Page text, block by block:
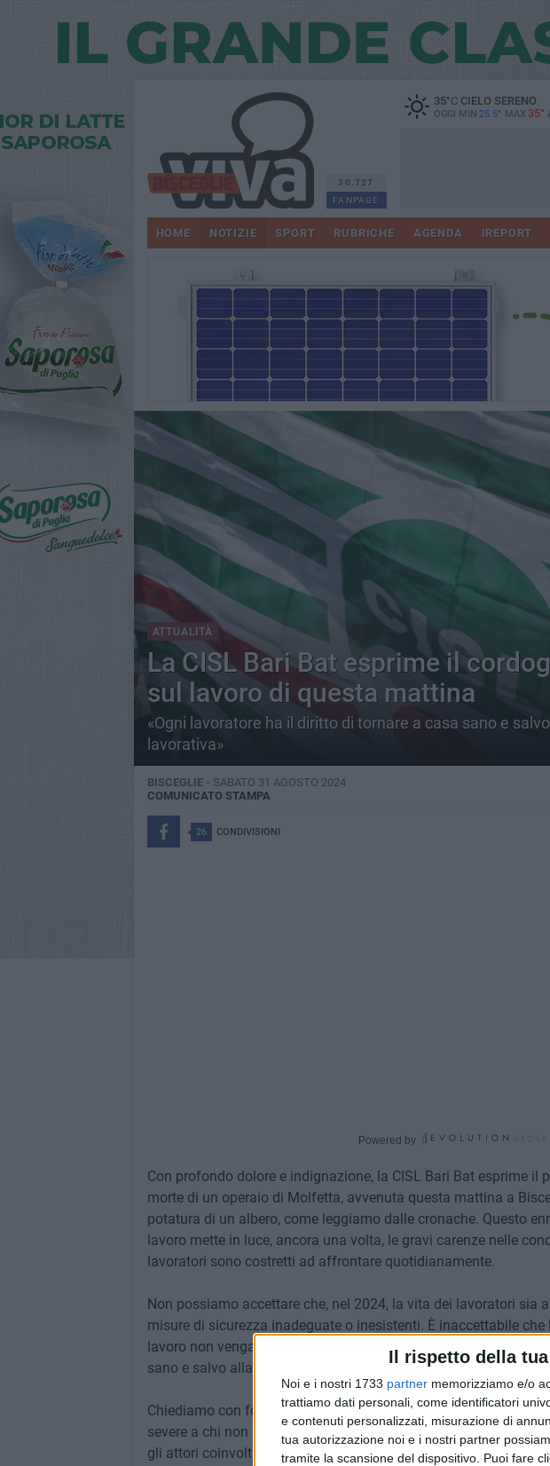
Il rispetto della
Noi e i nostri 1733 partner memorizziamo e/o
trattiamo dati personali, come identificatori
e contenuti personalizzati, misurazione di
tua autorizzazione noi e i nostri partner
tramite la scansione del dispositivo. Puoi fare
30.727
FANPAGE
35°CCIELO SERENO
OGGI MIN 25.5° MAX 35°
HOME NOTIZIE SPORT RUBRICHE AGENDA IREPORT
ATTUALITÀ
La CISL Bari Bat esprime il
sul lavoro di questa mattina
«Ogni lavoratore ha il diritto di tornare a casa sano e
lavorativa»
BISCEGLIE - SABATO 31 AGOSTO 2024
COMUNICATO STAMPA
26 CONDIVISIONI
Powered by
Con profondo dolore e indignazione, la CISL Bari Bat esprime il
morte di un operaio di Molfetta, avvenuta questa mattina a
potatura di un albero, come leggiamo dalle cronache. Questo
lavoro mette in luce, ancora una volta, le gravi carenze nelle
lavoratori sono costretti ad affrontare quotidianamente.
Non possiamo accettare che, nel 2024, la vita dei lavoratori sia
misure di sicurezza inadeguate o inesistenti. È inaccettabile
lavoro non vengano rispettate con il massimo rigore. Ogni
sano e salvo alla fine della giornata lavorativa.
Chiediamo con forza alle autorità competenti di intensificare i
severe a chi non rispetta le norme di sicurezza. È necessario un
gli attori coinvolti per garantire che tragedie come questa non si